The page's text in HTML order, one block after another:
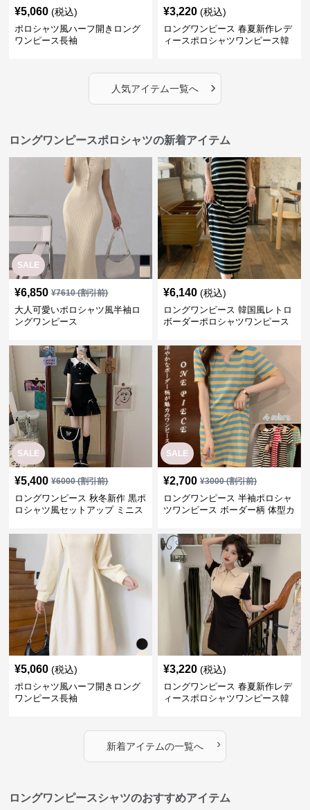
¥5,060 (税込)
ポロシャツ風ハーフ開きロング
ワンピース長袖
¥3,220 (税込)
ロングワンピース 春夏新作レデ
ィースポロシャツワンピース韓
人気アイテム一覧へ ›
ロングワンピースポロシャツの新着アイテム
SALE
¥6,850 ¥7610(割引前)
大人可愛いポロシャツ風半袖ロ
ングワンピース
¥6,140 (税込)
ロングワンピース 韓国風レトロ
ボーダーポロシャツワンピース
SALE
¥5,400 ¥6000(割引前)
ロングワンピース 秋冬新作 黒ポ
ロシャツ風セットアップ ミニス
SALE
¥2,700 ¥3000(割引前)
ロングワンピース 半袖ポロシャ
ツワンピース ボーダー柄 体型カ
¥5,060 (税込)
ポロシャツ風ハーフ開きロング
ワンピース長袖
¥3,220 (税込)
ロングワンピース 春夏新作レデ
ィースポロシャツワンピース韓
新着アイテムの一覧へ ›
ロングワンピースシャツのおすすめアイテム